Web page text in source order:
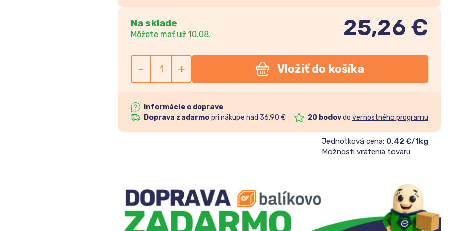
Na sklade
Môžete mať už 10.08. 25,26 €
- + Vložiť do košíka
Informácie o doprave
Doprava zadarmopri nákupe nad 36.90 € 20 bodovdo vernostného programu
Jednotková cena: 0,42 €/1kg
Možnosti vrátenia tovaru